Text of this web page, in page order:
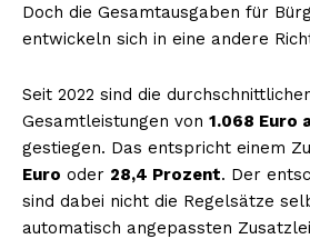
Doch die Gesamtausgaben für
entwickeln sich in eine andere
Seit 2022 sind die
Gesamtleistungen von 1.068 Euro
gestiegen. Das entspricht einem
Euro oder 28,4 Prozent. Der
sind dabei nicht die Regelsätze
automatisch angepassten